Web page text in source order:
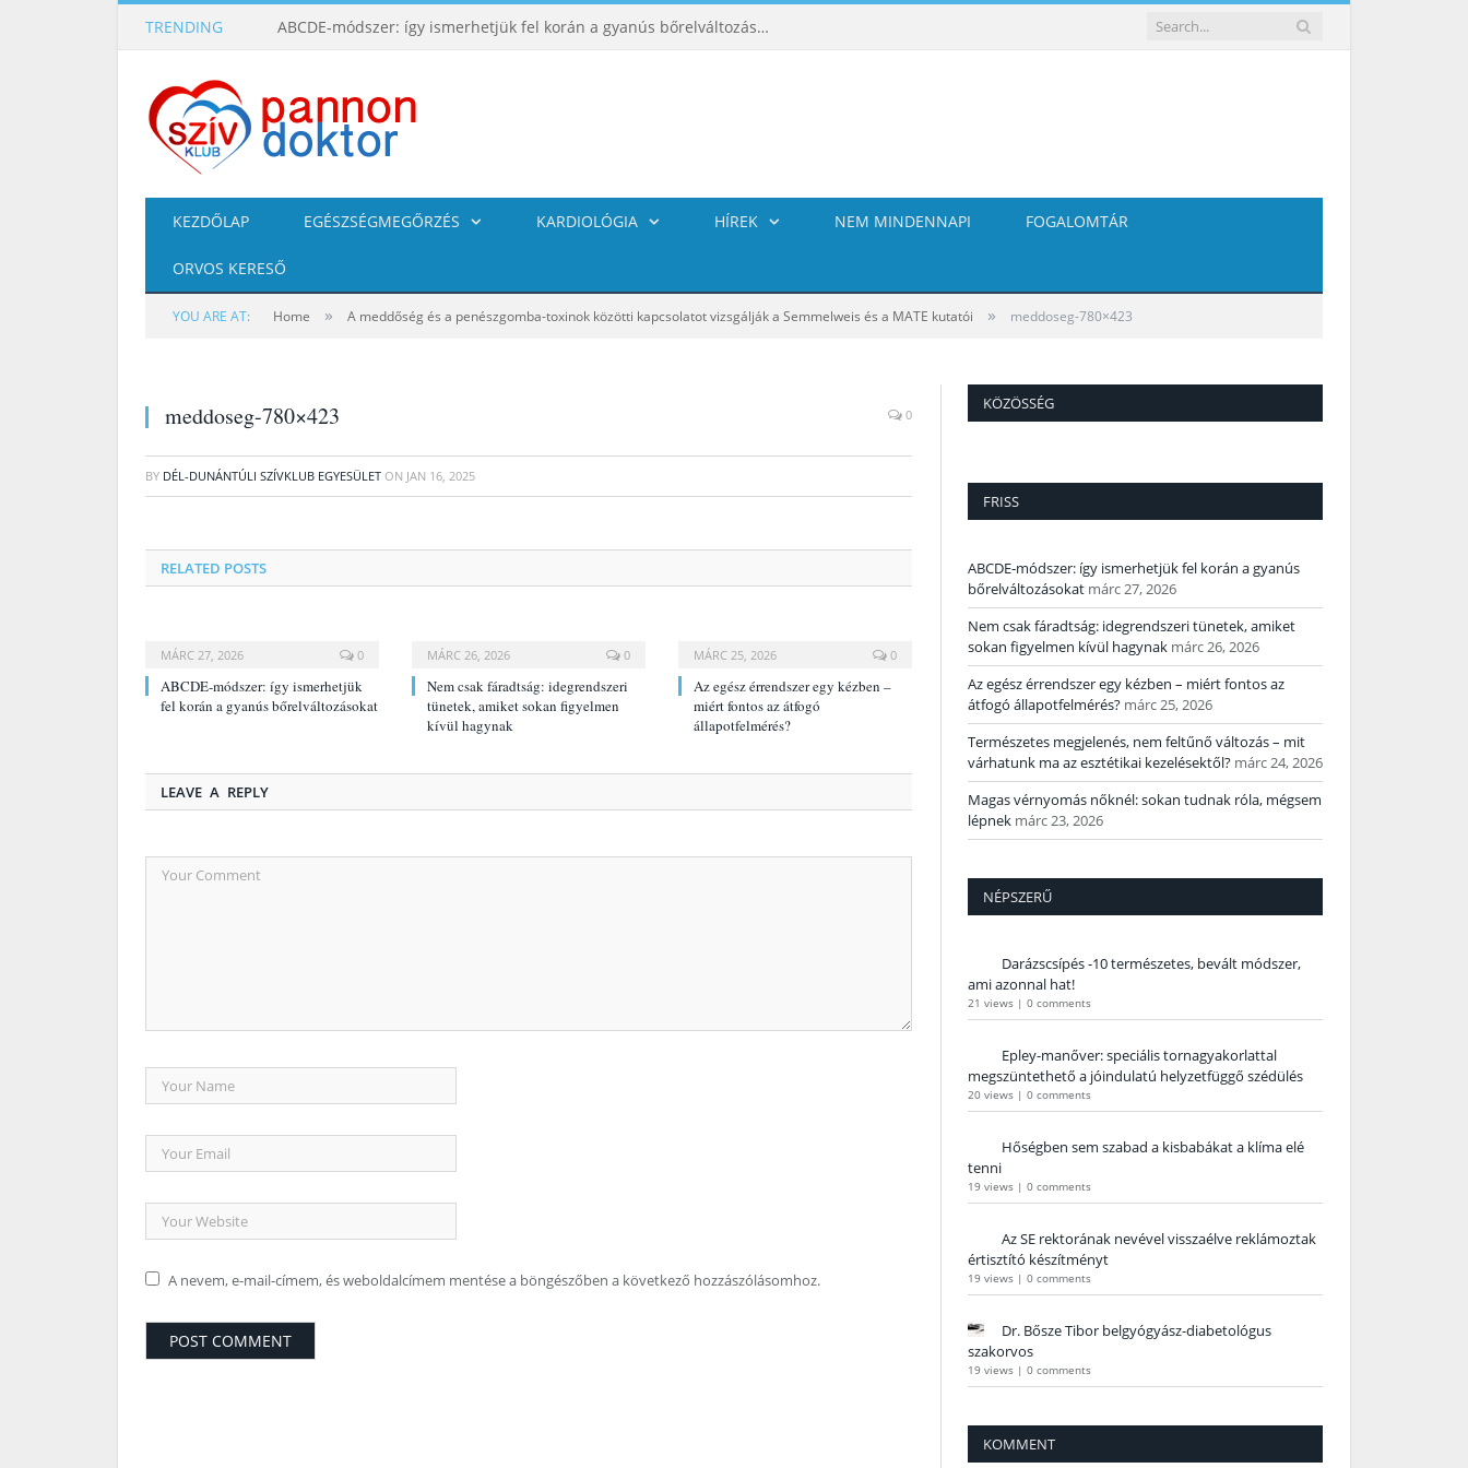
TRENDING ABCDE‑módszer: így ismerhetjük fel korán a gyanús bőrelváltozásokat
KEZDŐLAP EGÉSZSÉGMEGŐRZÉS KARDIOLÓGIA HÍREK NEM MINDENNAPI FOGALOMTÁR
ORVOS KERESŐ
YOU ARE AT: Home » A meddőség és a penészgomba-toxinok közötti kapcsolatot vizsgálják a Semmelweis és a MATE kutatói » meddoseg-780×423
meddoseg-780×423 0
BY DÉL-DUNÁNTÚLI SZÍVKLUB EGYESÜLET ON JAN 16, 2025
RELATED POSTS
MÁRC 27, 2026 0
ABCDE‑módszer: így ismerhetjük
fel korán a gyanús bőrelváltozásokat
MÁRC 26, 2026 0
Nem csak fáradtság: idegrendszeri
tünetek, amiket sokan figyelmen
kívül hagynak
MÁRC 25, 2026 0
Az egész érrendszer egy kézben –
miért fontos az átfogó
állapotfelmérés?
LEAVE A REPLY
A nevem, e-mail-címem, és weboldalcímem mentése a böngészőben a következő hozzászólásomhoz.
KÖZÖSSÉG
FRISS
ABCDE‑módszer: így ismerhetjük fel korán a gyanús
bőrelváltozásokat márc 27, 2026
Nem csak fáradtság: idegrendszeri tünetek, amiket
sokan figyelmen kívül hagynak márc 26, 2026
Az egész érrendszer egy kézben – miért fontos az
átfogó állapotfelmérés? márc 25, 2026
Természetes megjelenés, nem feltűnő változás – mit
várhatunk ma az esztétikai kezelésektől? márc 24, 2026
Magas vérnyomás nőknél: sokan tudnak róla, mégsem
lépnek márc 23, 2026
NÉPSZERŰ
Darázscsípés -10 természetes, bevált módszer,
ami azonnal hat!
21 views | 0 comments
Epley-manőver: speciális tornagyakorlattal
megszüntethető a jóindulatú helyzetfüggő szédülés
20 views | 0 comments
Hőségben sem szabad a kisbabákat a klíma elé
tenni
19 views | 0 comments
Az SE rektorának nevével visszaélve reklámoztak
értisztító készítményt
19 views | 0 comments
Dr. Bősze Tibor belgyógyász-diabetológus
szakorvos
19 views | 0 comments
KOMMENT